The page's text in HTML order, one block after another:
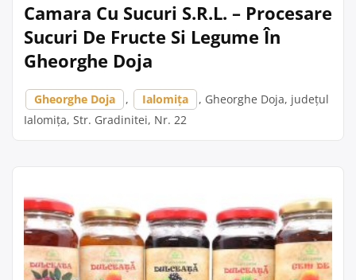
Camara Cu Sucuri S.R.L. – Procesare
Sucuri De Fructe Si Legume În
Gheorghe Doja
Gheorghe Doja , Ialomița
, Gheorghe Doja, județul
Ialomița, Str. Gradinitei, Nr. 22